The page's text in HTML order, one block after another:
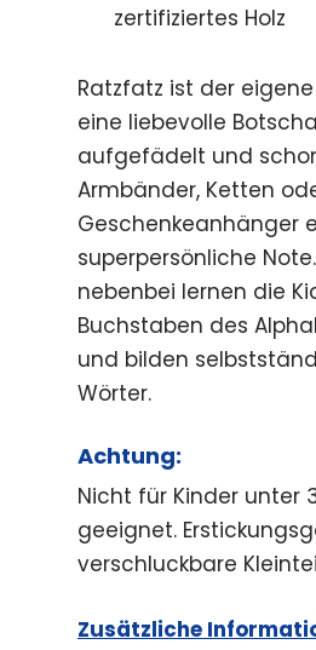
zertifiziertes Holz
Ratzfatz ist der
eine liebevolle
aufgefädelt und
Armbänder, Ketten
Geschenkeanhänger
superpersönliche
nebenbei lernen die
Buchstaben des
und bilden
Wörter.
Achtung:
Nicht für Kinder unter
geeignet.
verschluckbare
Zusätzliche